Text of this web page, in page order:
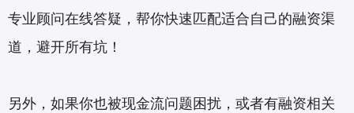
专业顾问在线答疑，帮你快速匹配适合自己的融资渠
道，避开所有坑！
另外，如果你也被现金流问题困扰，或者有融资相关